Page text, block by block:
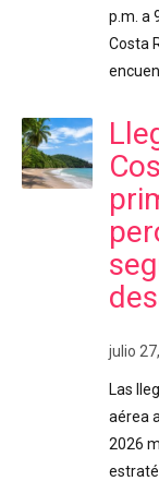
p.m. a
Costa
julio
Las
aérea
2026